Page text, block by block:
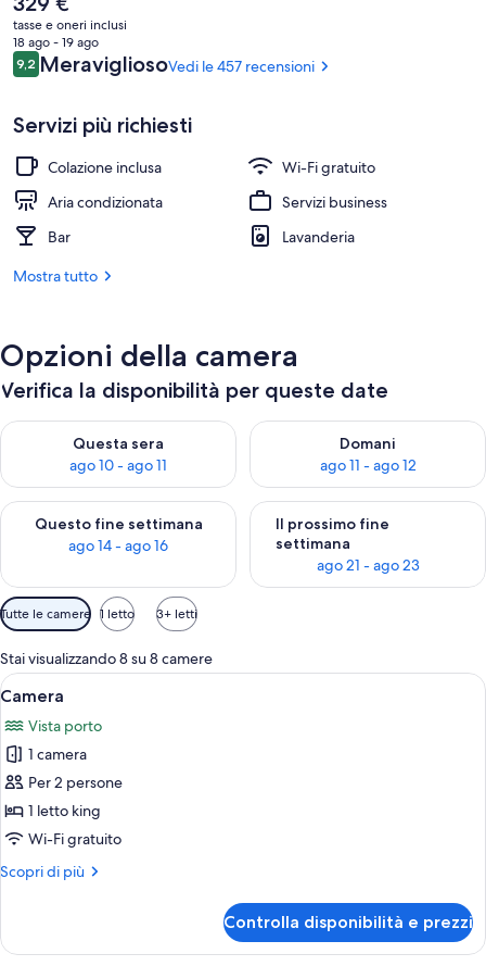
Esterni
prezzo
attuale
è
329 €
tasse e oneri inclusi
18 ago - 19 ago
Recensioni
9,29,2 su 10
MeravigliosoVedi le 457 recensioni
Servizi più richiesti
Colazione inclusa
Wi-Fi gratuito
Aria condizionata
Servizi business
Bar
Lavanderia
Mostra tutto
Opzioni della camera
Verifica la disponibilità per queste date
Questa sera
ago 10 - ago 11
Verifica la disponibilità per questa sera, ago 10 - ago 11
Domani
ago 11 - ago 12
Verifica la disponibilità per
Questo fine settimana
ago 14 - ago 16
Verifica la disponibilità per questo fine settimana, ago 14 -
Il prossimo fine
settimana
ago 21 - ago 23
Verifica la disponibilità per il
Filtri
disponibili
per
le
camere
Tutte le camere 1 letto 3+ letti
Stai visualizzando 8 su 8 camere
Apri
tutte
le
foto
per
Camera
Camera d'albergo con un ampio
3
Camera
Vista porto
1 camera
Per 2 persone
1 letto king
Wi-Fi gratuito
Scopri di più
Altri
Controlla disponibilità e prezzi